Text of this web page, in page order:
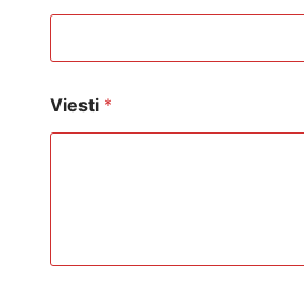
Viesti *